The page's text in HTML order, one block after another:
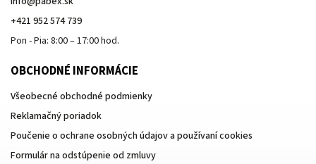
+421 952 574 739
Pon - Pia: 8:00 – 17:00 hod.
OBCHODNÉ INFORMÁCIE
Všeobecné obchodné podmienky
Reklamačný poriadok
Poučenie o ochrane osobných údajov a používaní cookies
Formulár na odstúpenie od zmluvy